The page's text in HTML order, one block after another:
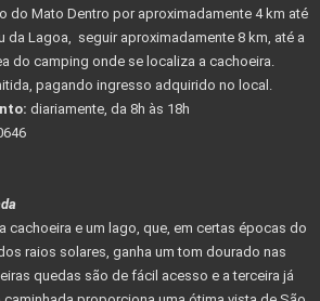
do Mato Dentro por aproximadamente 4 km até
da Lagoa, seguir aproximadamente 8 km, até a
do camping onde se localiza a cachoeira.
pagando ingresso adquirido no local.
diariamente, da 8h às 18h
cachoeira e um lago, que, em certas épocas do
raios solares, ganha um tom dourado nas
quedas são de fácil acesso e a terceira já